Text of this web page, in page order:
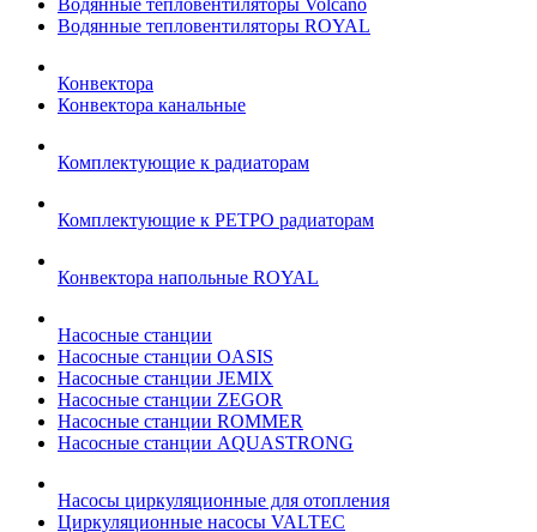
Водянные тепловентиляторы Volcano
Водянные тепловентиляторы ROYAL
Конвектора
Конвектора канальные
Комплектующие к радиаторам
Комплектующие к РЕТРО радиаторам
Конвектора напольные ROYAL
Насосные станции
Насосные станции OASIS
Насосные станции JEMIX
Насосные станции ZEGOR
Насосные станции ROMMER
Насосные станции AQUASTRONG
Насосы циркуляционные для отопления
Циркуляционные насосы VALTEC